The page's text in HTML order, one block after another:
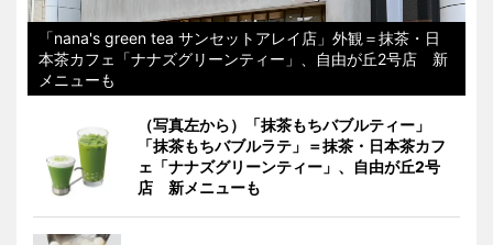
「nana's green tea サンセットアレイ店」外観＝抹茶・日
本茶カフェ「ナナズグリーンティー」、自由が丘2号店 新
メニューも
（写真左から）「抹茶もちバブルティー」
「抹茶もちバブルラテ」＝抹茶・日本茶カフ
ェ「ナナズグリーンティー」、自由が丘2号
店 新メニューも